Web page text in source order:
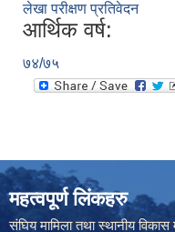
लेखा परीक्षण प्रतिवेदन
आर्थिक वर्ष:
७४/७५
महत्वपूर्ण लिंकहरु
संघिय मामिला तथा स्थानीय विकास